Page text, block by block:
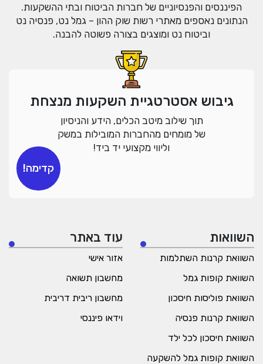
הפיננסים והפנסיוניים של חברות הביטוח ובתי ההשקעות.
הנתונים נאספים מאתרי רשות שוק ההון – גמל נט, פנסיה נט
וביטוח נט ומוצגים בצורה פשוטה להבנה.
גיבוש אסטרטגיית השקעות מנצחת
תוך שילוב מיטב הכלים, הידע והניסיון
של מומחים מהחברות המובילות במשק
וליווי מקצועי יד ביד!
קדימה!
השוואות
השוואת קרנות השתלמות
השוואת קופות גמל
השוואת פוליסות חיסכון
השוואת קרנות פנסיה
השוואת חיסכון לכל ילד
השוואת קופות גמל להשקעה
עוד באתר
אזור אישי
מחשבון תשואה
מחשבון ריבית דריבית
וידאו פיננסי